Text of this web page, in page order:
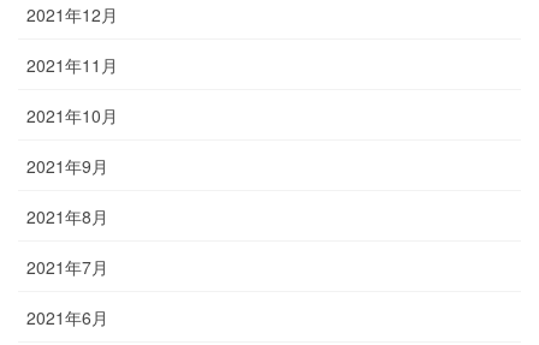
2021年12月
2021年11月
2021年10月
2021年9月
2021年8月
2021年7月
2021年6月